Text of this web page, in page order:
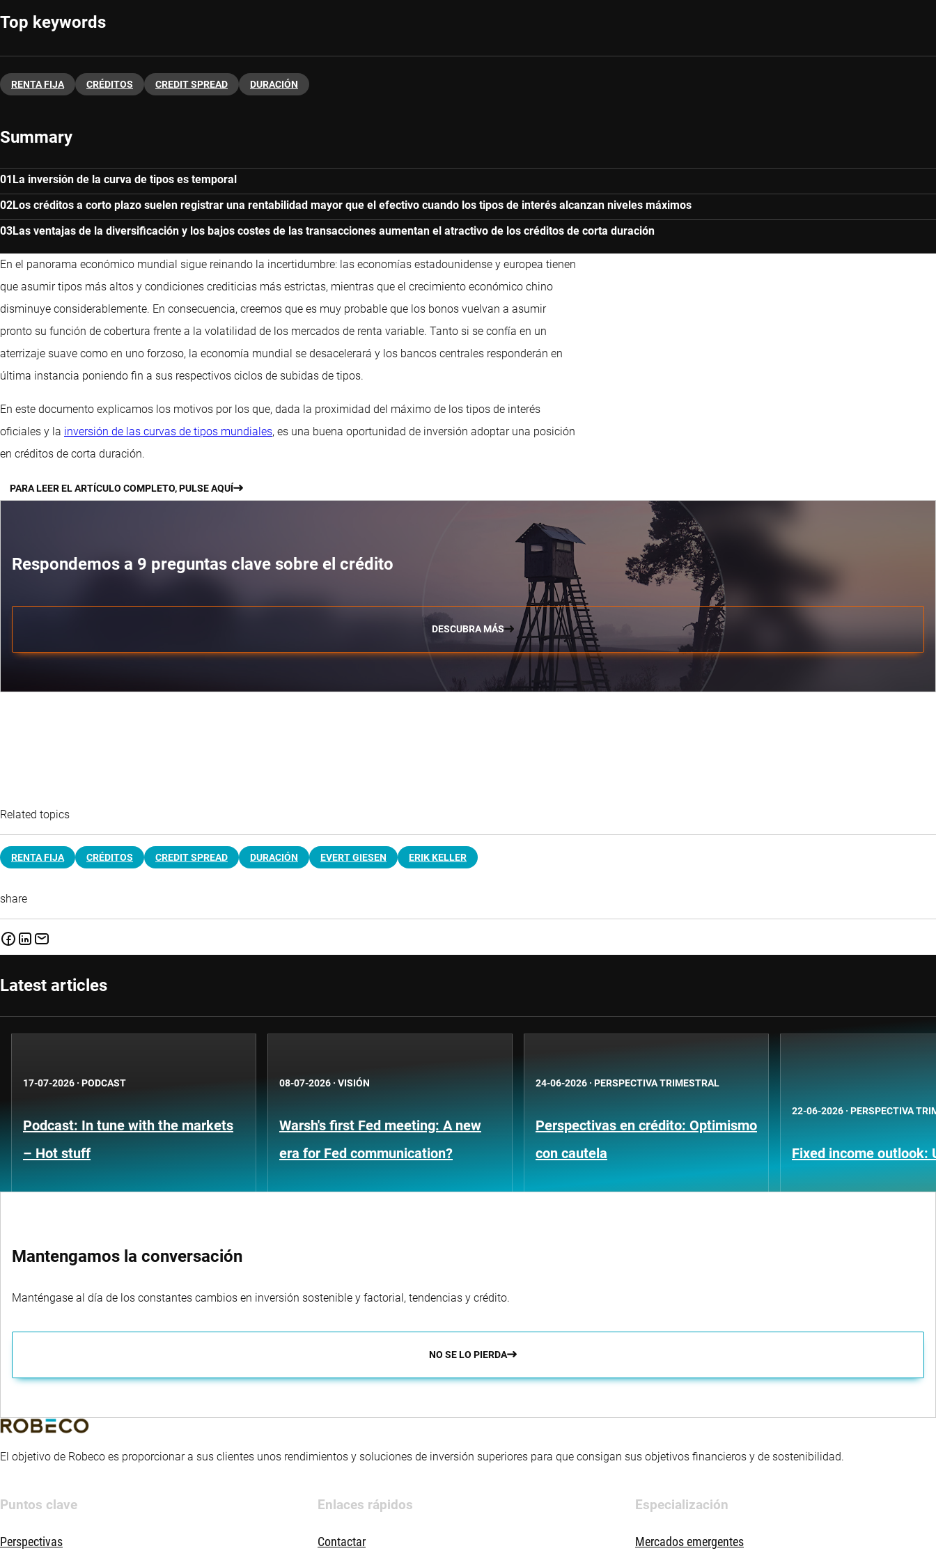
Top keywords
RENTA FIJA CRÉDITOS CREDIT SPREAD DURACIÓN
Summary
La inversión de la curva de tipos es temporal
Los créditos a corto plazo suelen registrar una rentabilidad mayor que el efectivo cuando los tipos de interés alcanzan niveles máximos
Las ventajas de la diversificación y los bajos costes de las transacciones aumentan el atractivo de los créditos de corta duración
En el panorama económico mundial sigue reinando la incertidumbre: las economías estadounidense y europea tienen
que asumir tipos más altos y condiciones crediticias más estrictas, mientras que el crecimiento económico chino
disminuye considerablemente. En consecuencia, creemos que es muy probable que los bonos vuelvan a asumir
pronto su función de cobertura frente a la volatilidad de los mercados de renta variable. Tanto si se confía en un
aterrizaje suave como en uno forzoso, la economía mundial se desacelerará y los bancos centrales responderán en
última instancia poniendo fin a sus respectivos ciclos de subidas de tipos.
En este documento explicamos los motivos por los que, dada la proximidad del máximo de los tipos de interés
oficiales y la inversión de las curvas de tipos mundiales, es una buena oportunidad de inversión adoptar una posición
en créditos de corta duración.
PARA LEER EL ARTÍCULO COMPLETO, PULSE AQUÍ
Respondemos a 9 preguntas clave sobre el crédito
DESCUBRA MÁS
Related topics
RENTA FIJA CRÉDITOS CREDIT SPREAD DURACIÓN EVERT GIESEN ERIK KELLER
share
Latest articles
17-07-2026 · PODCAST
Podcast: In tune with the markets
– Hot stuff
08-07-2026 · VISIÓN
Warsh's first Fed meeting: A new
era for Fed communication?
24-06-2026 · PERSPECTIVA TRIMESTRAL
Perspectivas en crédito: Optimismo
con cautela
22-06-2026 · PERSPECTIVA
Fixed income outlook:
Mantengamos la conversación
Manténgase al día de los constantes cambios en inversión sostenible y factorial, tendencias y crédito.
NO SE LO PIERDA
El objetivo de Robeco es proporcionar a sus clientes unos rendimientos y soluciones de inversión superiores para que consigan sus objetivos financieros y de sostenibilidad.
Puntos clave
Perspectivas
Enlaces rápidos
Contactar
Especialización
Mercados emergentes